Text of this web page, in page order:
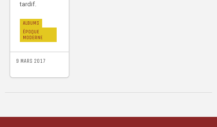
tardif.
ALBUMS
ÉPOQUE
MODERNE
9 MARS 2017